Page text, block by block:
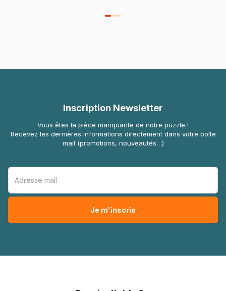
Inscription Newsletter
Vous êtes la pièce manquante de notre puzzle !
Recevez les dernières informations directement dans votre boîte
mail (promotions, nouveautés…)